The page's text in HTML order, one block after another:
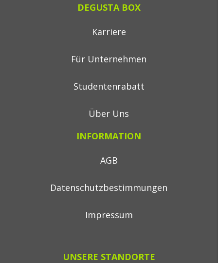
DEGUSTA BOX
Karriere
Für Unternehmen
Studentenrabatt
Über Uns
INFORMATION
AGB
Datenschutzbestimmungen
Impressum
UNSERE STANDORTE